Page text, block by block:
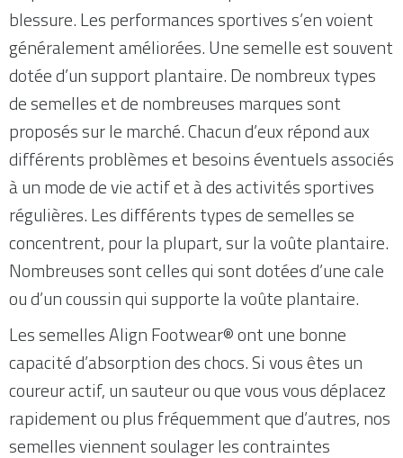
blessure. Les performances sportives s’en voient
généralement améliorées. Une semelle est souvent
dotée d’un support plantaire. De nombreux types
de semelles et de nombreuses marques sont
proposés sur le marché. Chacun d’eux répond aux
différents problèmes et besoins éventuels associés
à un mode de vie actif et à des activités sportives
régulières. Les différents types de semelles se
concentrent, pour la plupart, sur la voûte plantaire.
Nombreuses sont celles qui sont dotées d’une cale
ou d’un coussin qui supporte la voûte plantaire.
Les semelles Align Footwear® ont une bonne
capacité d’absorption des chocs. Si vous êtes un
coureur actif, un sauteur ou que vous vous déplacez
rapidement ou plus fréquemment que d’autres, nos
semelles viennent soulager les contraintes